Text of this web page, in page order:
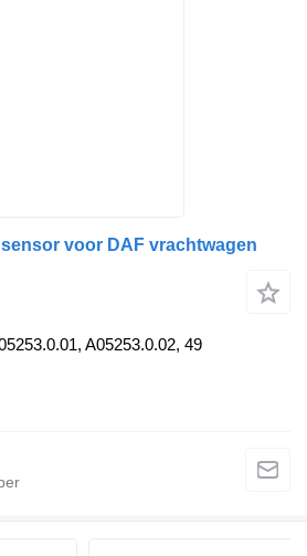
sensor voor DAF vrachtwagen
A05253.0.02, 49